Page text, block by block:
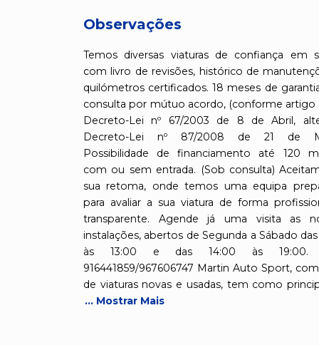
Observações
Temos diversas viaturas de confiança em
com livro de revisões, histórico de
quilómetros certificados. 18 meses de
consulta por mútuo acordo, (conforme artigo
Decreto-Lei nº 67/2003 de 8 de Abril,
Decreto-Lei nº 87/2008 de 21 de
Possibilidade de financiamento até 120
com ou sem entrada. (Sob consulta)
sua retoma, onde temos uma equipa
para avaliar a sua viatura de forma
transparente. Agende já uma visita as
instalações, abertos de Segunda a Sábado
às 13:00 e das 14:00 às 19:00.
916441859/967606747 Martin Auto Sport,
de viaturas novas e usadas, tem como
... Mostrar Mais